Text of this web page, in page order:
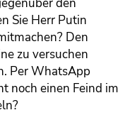
den
Sie Herr Putin
Den
zu versuchen
Per WhatsApp
noch einen Feind im